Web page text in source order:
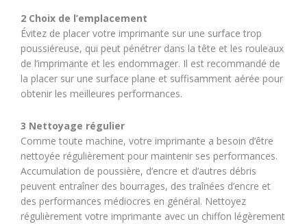
2 Choix de l’emplacement
Évitez de placer votre imprimante sur une surface trop
poussiéreuse, qui peut pénétrer dans la tête et les rouleaux
de l’imprimante et les endommager. Il est recommandé de
la placer sur une surface plane et suffisamment aérée pour
obtenir les meilleures performances.
3 Nettoyage régulier
Comme toute machine, votre imprimante a besoin d’être
nettoyée régulièrement pour maintenir ses performances.
Accumulation de poussière, d’encre et d’autres débris
peuvent entraîner des bourrages, des traînées d’encre et
des performances médiocres en général. Nettoyez
régulièrement votre imprimante avec un chiffon légèrement